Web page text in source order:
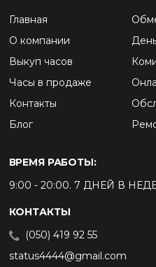
Главная
О компании
Выкуп часов
Часы в продаже
Контакты
Блог
ВРЕМЯ РАБОТЫ:
9:00 - 20:00. 7 ДНЕЙ В
КОНТАКТЫ
(050) 419 92 55
status4444@gmail.com